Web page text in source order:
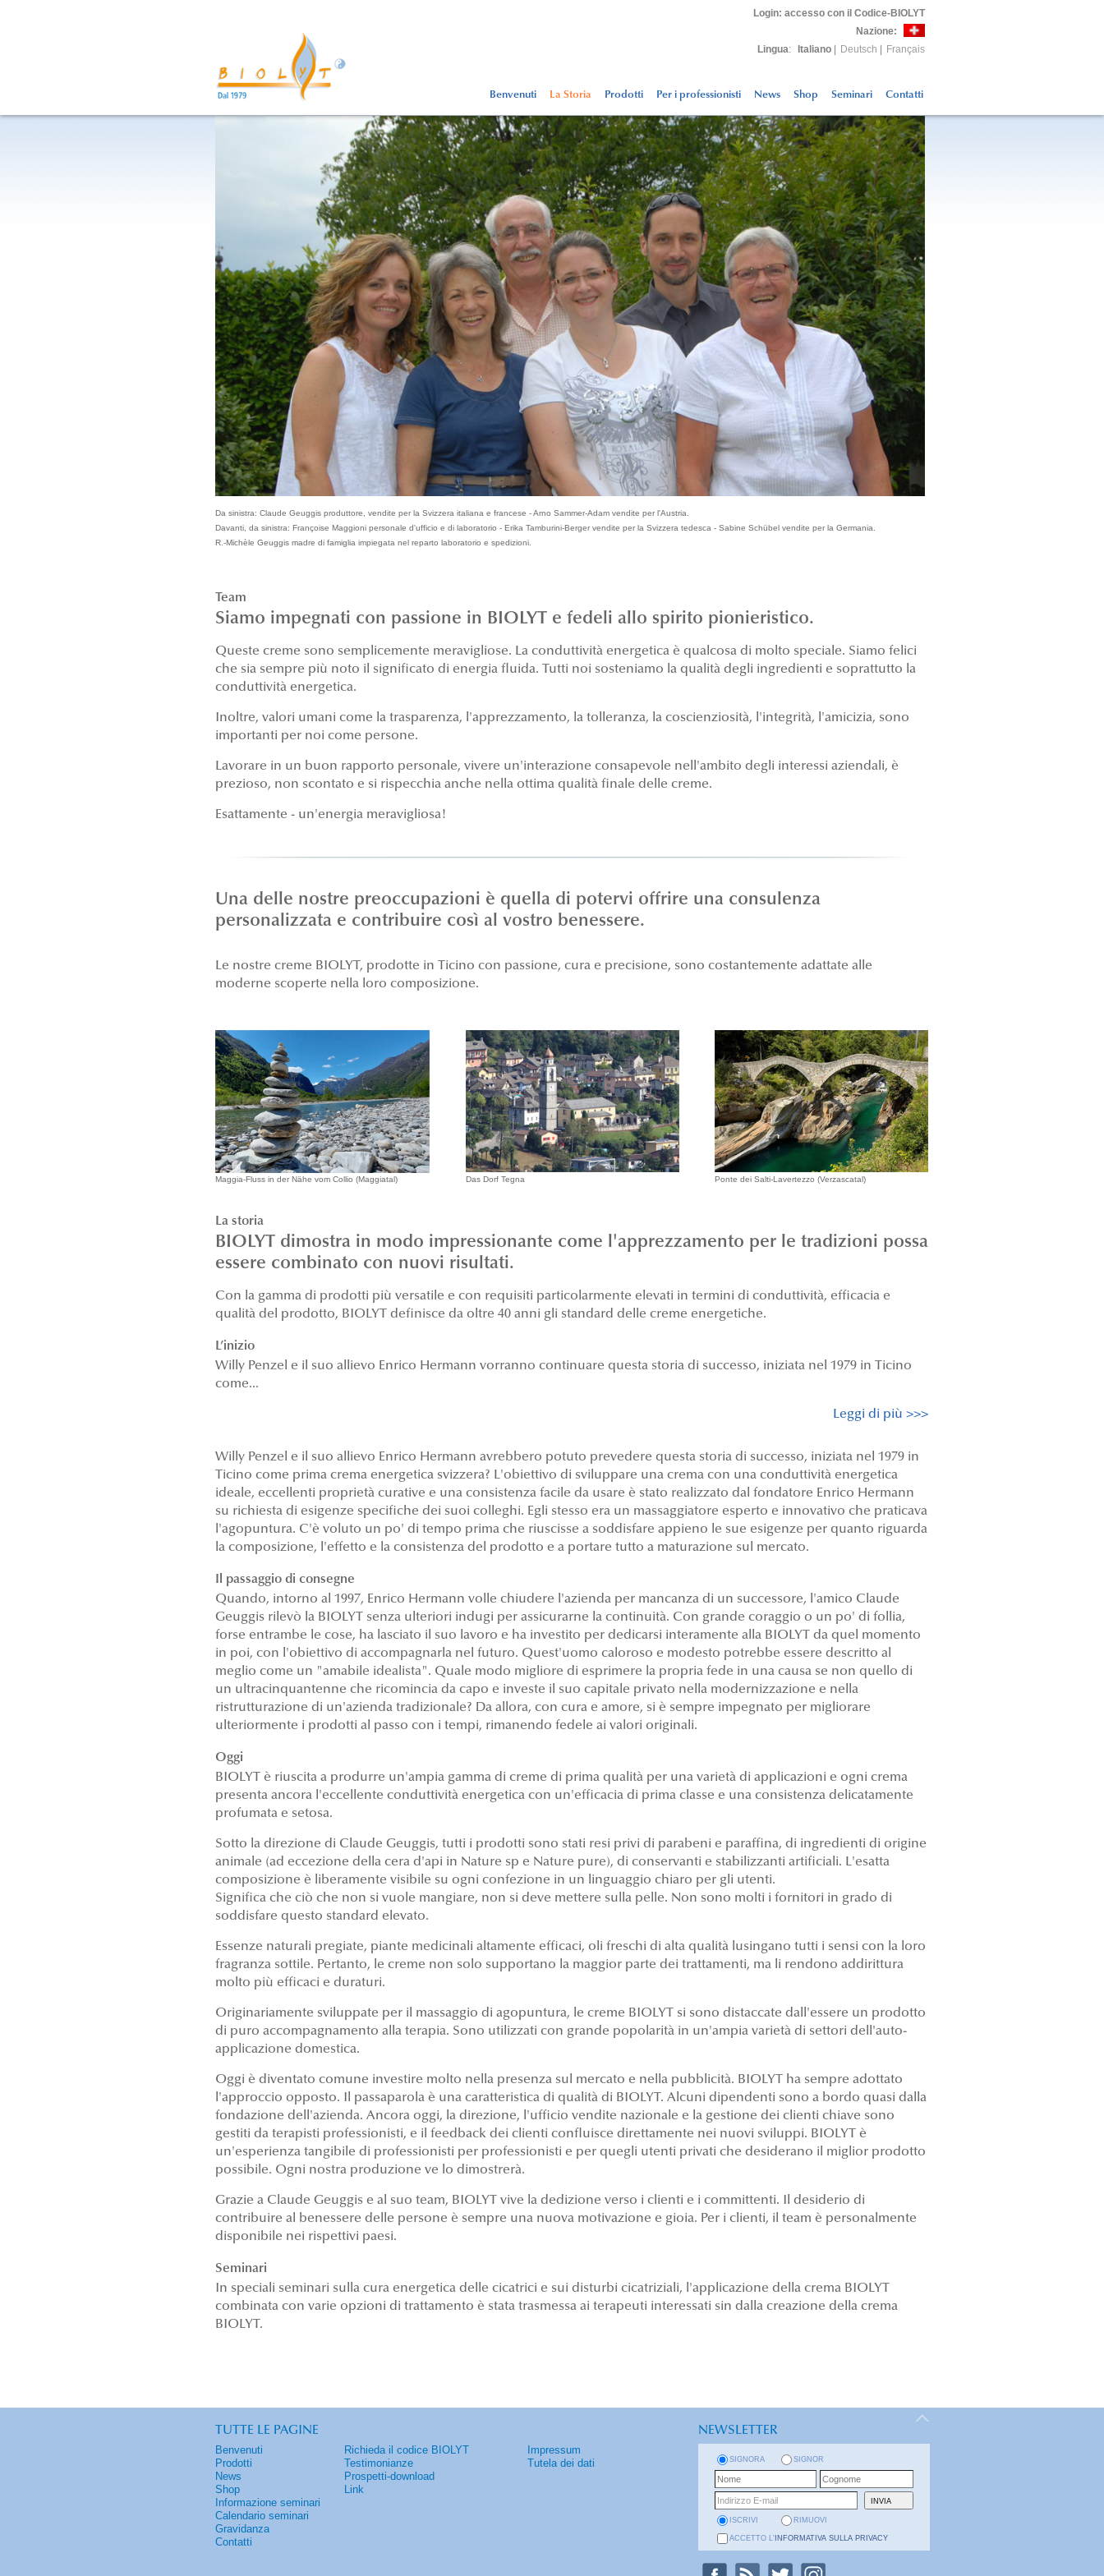
Login: accesso con il Codice-BIOLYT
Nazione:
Lingua: Italiano Deutsch Français
Benvenuti La Storia Prodotti Per i professionisti News Shop Seminari Contatti
Da sinistra: Claude Geuggis produttore, vendite per la Svizzera italiana e francese - Arno Sammer-Adam vendite per l'Austria.
Davanti, da sinistra: Françoise Maggioni personale d'ufficio e di laboratorio - Erika Tamburini-Berger vendite per la Svizzera tedesca - Sabine Schübel vendite per la Germania.
R.-Michèle Geuggis madre di famiglia impiegata nel reparto laboratorio e spedizioni.
Team
Siamo impegnati con passione in BIOLYT e fedeli allo spirito pionieristico.
Queste creme sono semplicemente meravigliose. La conduttività energetica è qualcosa di molto speciale. Siamo felici
che sia sempre più noto il significato di energia fluida. Tutti noi sosteniamo la qualità degli ingredienti e soprattutto la
conduttività energetica.
Inoltre, valori umani come la trasparenza, l'apprezzamento, la tolleranza, la coscienziosità, l'integrità, l'amicizia, sono
importanti per noi come persone.
Lavorare in un buon rapporto personale, vivere un'interazione consapevole nell'ambito degli interessi aziendali, è
prezioso, non scontato e si rispecchia anche nella ottima qualità finale delle creme.
Esattamente - un'energia meravigliosa!
Una delle nostre preoccupazioni è quella di potervi offrire una consulenza
personalizzata e contribuire così al vostro benessere.
Le nostre creme BIOLYT, prodotte in Ticino con passione, cura e precisione, sono costantemente adattate alle
moderne scoperte nella loro composizione.
Maggia-Fluss in der Nähe vom Collio (Maggiatal) Das Dorf Tegna Ponte dei Salti-Lavertezzo (Verzascatal)
La storia
BIOLYT dimostra in modo impressionante come l'apprezzamento per le tradizioni possa
essere combinato con nuovi risultati.
Con la gamma di prodotti più versatile e con requisiti particolarmente elevati in termini di conduttività, efficacia e
qualità del prodotto, BIOLYT definisce da oltre 40 anni gli standard delle creme energetiche.
L’inizio
Willy Penzel e il suo allievo Enrico Hermann vorranno continuare questa storia di successo, iniziata nel 1979 in Ticino
come...
Leggi di più >>>
Willy Penzel e il suo allievo Enrico Hermann avrebbero potuto prevedere questa storia di successo, iniziata nel 1979 in
Ticino come prima crema energetica svizzera? L'obiettivo di sviluppare una crema con una conduttività energetica
ideale, eccellenti proprietà curative e una consistenza facile da usare è stato realizzato dal fondatore Enrico Hermann
su richiesta di esigenze specifiche dei suoi colleghi. Egli stesso era un massaggiatore esperto e innovativo che praticava
l'agopuntura. C'è voluto un po' di tempo prima che riuscisse a soddisfare appieno le sue esigenze per quanto riguarda
la composizione, l'effetto e la consistenza del prodotto e a portare tutto a maturazione sul mercato.
Il passaggio di consegne
Quando, intorno al 1997, Enrico Hermann volle chiudere l'azienda per mancanza di un successore, l'amico Claude
Geuggis rilevò la BIOLYT senza ulteriori indugi per assicurarne la continuità. Con grande coraggio o un po' di follia,
forse entrambe le cose, ha lasciato il suo lavoro e ha investito per dedicarsi interamente alla BIOLYT da quel momento
in poi, con l'obiettivo di accompagnarla nel futuro. Quest'uomo caloroso e modesto potrebbe essere descritto al
meglio come un "amabile idealista". Quale modo migliore di esprimere la propria fede in una causa se non quello di
un ultracinquantenne che ricomincia da capo e investe il suo capitale privato nella modernizzazione e nella
ristrutturazione di un'azienda tradizionale? Da allora, con cura e amore, si è sempre impegnato per migliorare
ulteriormente i prodotti al passo con i tempi, rimanendo fedele ai valori originali.
Oggi
BIOLYT è riuscita a produrre un'ampia gamma di creme di prima qualità per una varietà di applicazioni e ogni crema
presenta ancora l'eccellente conduttività energetica con un'efficacia di prima classe e una consistenza delicatamente
profumata e setosa.
Sotto la direzione di Claude Geuggis, tutti i prodotti sono stati resi privi di parabeni e paraffina, di ingredienti di origine
animale (ad eccezione della cera d'api in Nature sp e Nature pure), di conservanti e stabilizzanti artificiali. L'esatta
composizione è liberamente visibile su ogni confezione in un linguaggio chiaro per gli utenti.
Significa che ciò che non si vuole mangiare, non si deve mettere sulla pelle. Non sono molti i fornitori in grado di
soddisfare questo standard elevato.
Essenze naturali pregiate, piante medicinali altamente efficaci, oli freschi di alta qualità lusingano tutti i sensi con la loro
fragranza sottile. Pertanto, le creme non solo supportano la maggior parte dei trattamenti, ma li rendono addirittura
molto più efficaci e duraturi.
Originariamente sviluppate per il massaggio di agopuntura, le creme BIOLYT si sono distaccate dall'essere un prodotto
di puro accompagnamento alla terapia. Sono utilizzati con grande popolarità in un'ampia varietà di settori dell'auto-
applicazione domestica.
Oggi è diventato comune investire molto nella presenza sul mercato e nella pubblicità. BIOLYT ha sempre adottato
l'approccio opposto. Il passaparola è una caratteristica di qualità di BIOLYT. Alcuni dipendenti sono a bordo quasi dalla
fondazione dell'azienda. Ancora oggi, la direzione, l'ufficio vendite nazionale e la gestione dei clienti chiave sono
gestiti da terapisti professionisti, e il feedback dei clienti confluisce direttamente nei nuovi sviluppi. BIOLYT è
un'esperienza tangibile di professionisti per professionisti e per quegli utenti privati che desiderano il miglior prodotto
possibile. Ogni nostra produzione ve lo dimostrerà.
Grazie a Claude Geuggis e al suo team, BIOLYT vive la dedizione verso i clienti e i committenti. Il desiderio di
contribuire al benessere delle persone è sempre una nuova motivazione e gioia. Per i clienti, il team è personalmente
disponibile nei rispettivi paesi.
Seminari
In speciali seminari sulla cura energetica delle cicatrici e sui disturbi cicatriziali, l'applicazione della crema BIOLYT
combinata con varie opzioni di trattamento è stata trasmessa ai terapeuti interessati sin dalla creazione della crema
BIOLYT.
TUTTE LE PAGINE
Benvenuti
Prodotti
News
Shop
Informazione seminari
Calendario seminari
Gravidanza
Contatti
Richieda il codice BIOLYT
Testimonianze
Prospetti-download
Link
Impressum
Tutela dei dati
NEWSLETTER
SIGNORA SIGNOR
ISCRIVI RIMUOVI
ACCETTO L' INFORMATIVA SULLA PRIVACY